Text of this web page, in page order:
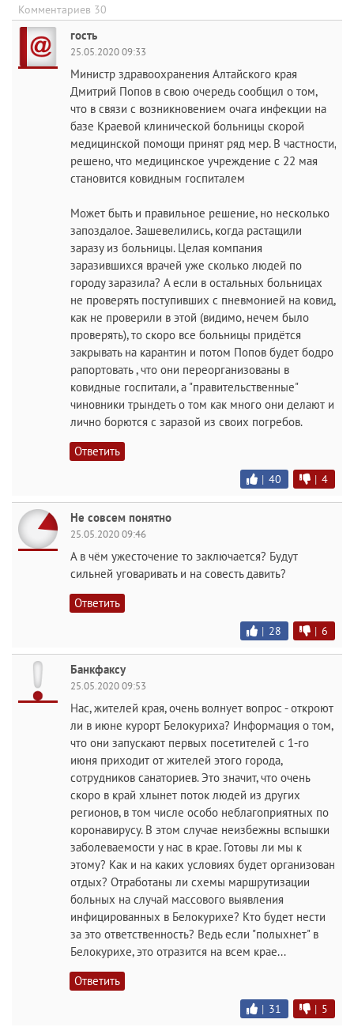
Комментариев 30
гость
25.05.2020 09:33
Министр здравоохранения Алтайского края
Дмитрий Попов в свою очередь сообщил о том,
что в связи с возникновением очага инфекции на
базе Краевой клинической больницы скорой
медицинской помощи принят ряд мер. В частности,
решено, что медицинское учреждение с 22 мая
становится ковидным госпиталем
Может быть и правильное решение, но несколько
запоздалое. Зашевелились, когда растащили
заразу из больницы. Целая компания
заразившихся врачей уже сколько людей по
городу заразила? А если в остальных больницах
не проверять поступивших с пневмонией на ковид,
как не проверили в этой (видимо, нечем было
проверять), то скоро все больницы придётся
закрывать на карантин и потом Попов будет бодро
рапортовать , что они переорганизованы в
ковидные госпитали, а "правительственные"
чиновники трындеть о том как много они делают и
лично борются с заразой из своих погребов.
Ответить
| 40 | 4
Не совсем понятно
25.05.2020 09:46
А в чём ужесточение то заключается? Будут
сильней уговаривать и на совесть давить?
Ответить
| 28 | 6
Банкфаксу
25.05.2020 09:53
Нас, жителей края, очень волнует вопрос - откроют
ли в июне курорт Белокуриха? Информация о том,
что они запускают первых посетителей с 1-го
июня приходит от жителей этого города,
сотрудников санаториев. Это значит, что очень
скоро в край хлынет поток людей из других
регионов, в том числе особо неблагоприятных по
коронавирусу. В этом случае неизбежны вспышки
заболеваемости у нас в крае. Готовы ли мы к
этому? Как и на каких условиях будет организован
отдых? Отработаны ли схемы маршрутизации
больных на случай массового выявления
инфицированных в Белокурихе? Кто будет нести
за это ответственность? Ведь если "полыхнет" в
Белокурихе, это отразится на всем крае...
Ответить
| 31 | 5